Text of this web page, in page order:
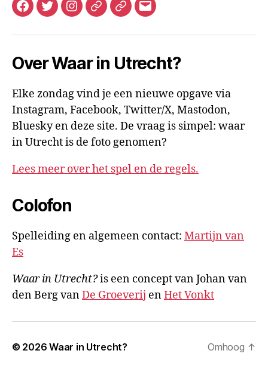
Facebook
TwitterInstagramMastodon
Bluesky
E-
Over Waar in Utrecht?
Elke zondag vind je een nieuwe opgave via
Instagram, Facebook, Twitter/X, Mastodon,
Bluesky en deze site. De vraag is simpel: waar
in Utrecht is de foto genomen?
Lees meer over het spel en de regels.
Colofon
Spelleiding en algemeen contact: Martijn van
Es
Waar in Utrecht?is een concept van Johan van
den Berg vanDe Groeverij enHet Vonkt
© 2026Waar in Utrecht? Omhoog ↑